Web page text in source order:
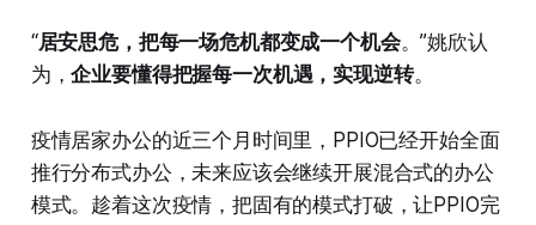
“居安思危，把每一场危机都变成一个机会。”姚欣认
为，企业要懂得把握每一次机遇，实现逆转。
疫情居家办公的近三个月时间里，PPIO已经开始全面
推行分布式办公，未来应该会继续开展混合式的办公
模式。趁着这次疫情，把固有的模式打破，让PPIO完